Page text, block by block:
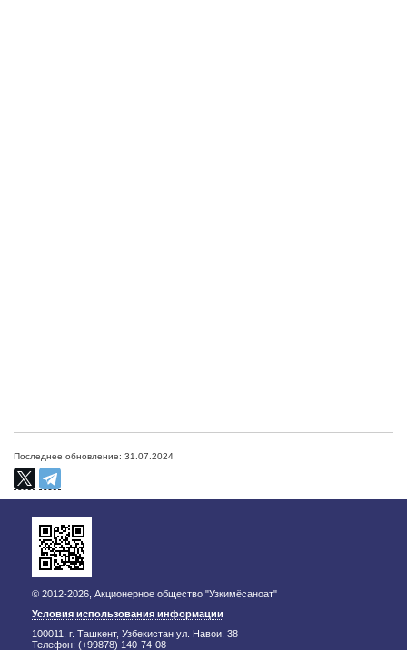
Последнее обновление: 31.07.2024
© 2012-2026, Акционерное общество "Узкимёсаноат"
Условия использования информации
100011, г. Ташкент, Узбекистан ул. Навои, 38
Телефон: (+99878) 140-74-08